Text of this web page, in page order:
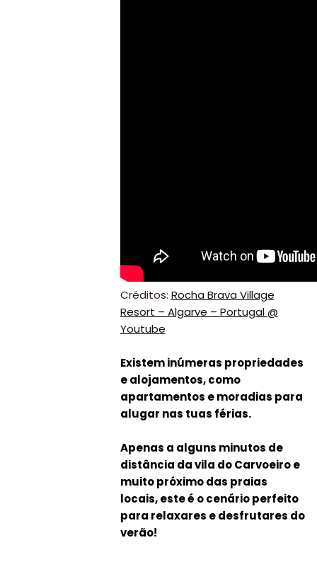
Créditos: Rocha Brava Village
Resort – Algarve – Portugal @
Youtube
Existem inúmeras propriedades
e alojamentos, como
apartamentos e moradias para
alugar nas tuas férias.
Apenas a alguns minutos de
distância da vila do Carvoeiro e
muito próximo das praias
locais, este é o cenário perfeito
para relaxares e desfrutares do
verão!